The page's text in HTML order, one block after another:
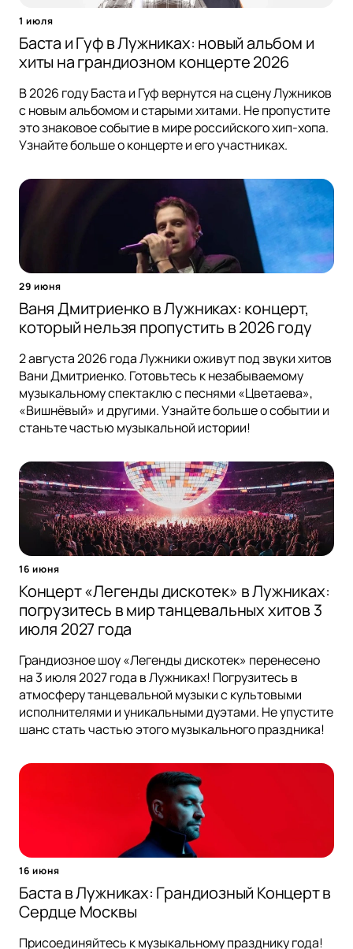
1 июля
Баста и Гуф в Лужниках: новый альбом и
хиты на грандиозном концерте 2026
В 2026 году Баста и Гуф вернутся на сцену Лужников
с новым альбомом и старыми хитами. Не пропустите
это знаковое событие в мире российского хип-хопа.
Узнайте больше о концерте и его участниках.
29 июня
Ваня Дмитриенко в Лужниках: концерт,
который нельзя пропустить в 2026 году
2 августа 2026 года Лужники оживут под звуки хитов
Вани Дмитриенко. Готовьтесь к незабываемому
музыкальному спектаклю с песнями «Цветаева»,
«Вишнёвый» и другими. Узнайте больше о событии и
станьте частью музыкальной истории!
16 июня
Концерт «Легенды дискотек» в Лужниках:
погрузитесь в мир танцевальных хитов 3
июля 2027 года
Грандиозное шоу «Легенды дискотек» перенесено
на 3 июля 2027 года в Лужниках! Погрузитесь в
атмосферу танцевальной музыки с культовыми
исполнителями и уникальными дуэтами. Не упустите
шанс стать частью этого музыкального праздника!
16 июня
Баста в Лужниках: Грандиозный Концерт в
Сердце Москвы
Присоединяйтесь к музыкальному празднику года!